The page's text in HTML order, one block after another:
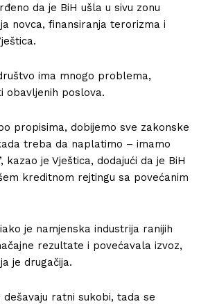
da je BiH ušla u sivu zonu
novca, finansiranja terorizma i
ima mnogo problema,
obavljenih poslova.
propisima, dobijemo sve zakonske
treba da naplatimo – imamo
kazao je Vještica, dodajući da je BiH
kreditnom rejtingu sa povećanim
je namjenska industrija ranijih
rezultate i povećavala izvoz,
je drugačija.
dešavaju ratni sukobi, tada se